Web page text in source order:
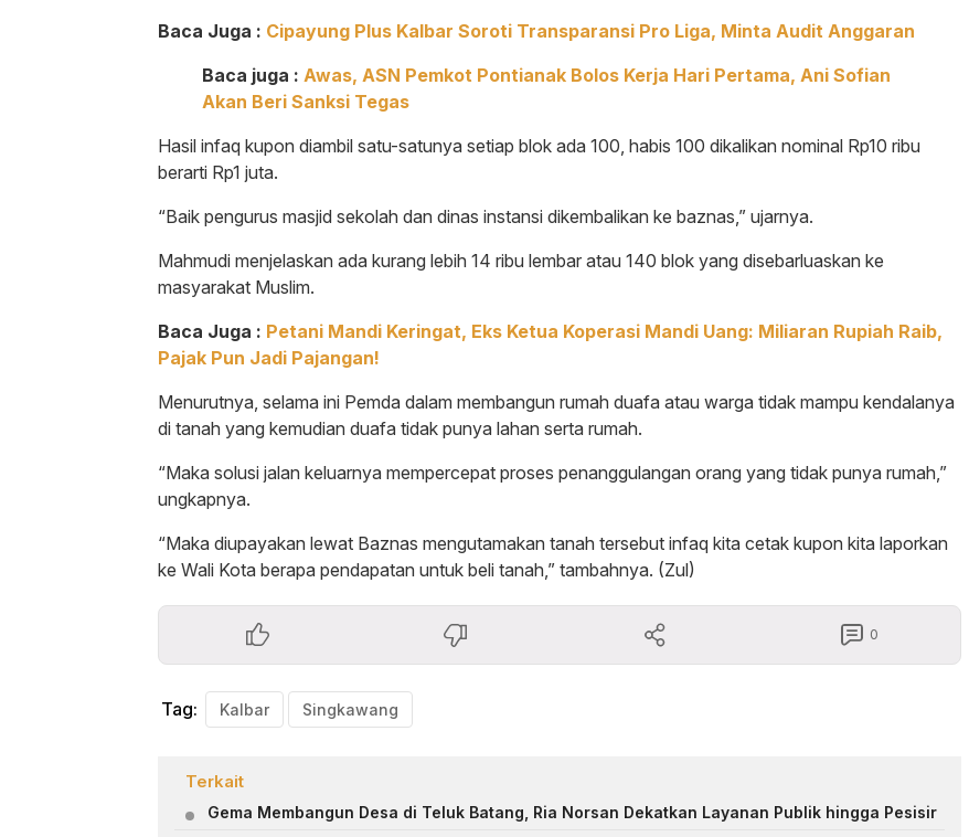
Baca Juga : Cipayung Plus Kalbar Soroti Transparansi Pro Liga, Minta Audit Anggaran
Baca juga : Awas, ASN Pemkot Pontianak Bolos Kerja Hari Pertama, Ani Sofian
Akan Beri Sanksi Tegas
Hasil infaq kupon diambil satu-satunya setiap blok ada 100, habis 100 dikalikan nominal Rp10 ribu
berarti Rp1 juta.
“Baik pengurus masjid sekolah dan dinas instansi dikembalikan ke baznas,” ujarnya.
Mahmudi menjelaskan ada kurang lebih 14 ribu lembar atau 140 blok yang disebarluaskan ke
masyarakat Muslim.
Baca Juga : Petani Mandi Keringat, Eks Ketua Koperasi Mandi Uang: Miliaran Rupiah Raib,
Pajak Pun Jadi Pajangan!
Menurutnya, selama ini Pemda dalam membangun rumah duafa atau warga tidak mampu kendalanya
di tanah yang kemudian duafa tidak punya lahan serta rumah.
“Maka solusi jalan keluarnya mempercepat proses penanggulangan orang yang tidak punya rumah,”
ungkapnya.
“Maka diupayakan lewat Baznas mengutamakan tanah tersebut infaq kita cetak kupon kita laporkan
ke Wali Kota berapa pendapatan untuk beli tanah,” tambahnya. (Zul)
0
Tag: Kalbar Singkawang
Terkait
Gema Membangun Desa di Teluk Batang, Ria Norsan Dekatkan Layanan Publik hingga Pesisir